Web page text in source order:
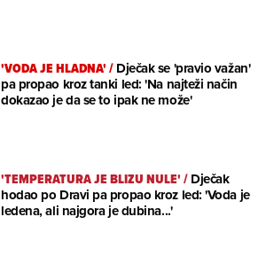
'VODA JE HLADNA'/Dječak se 'pravio važan'
pa propao kroz tanki led: 'Na najteži način
dokazao je da se to ipak ne može'
'TEMPERATURA JE BLIZU NULE'/Dječak
hodao po Dravi pa propao kroz led: 'Voda je
ledena, ali najgora je dubina...'